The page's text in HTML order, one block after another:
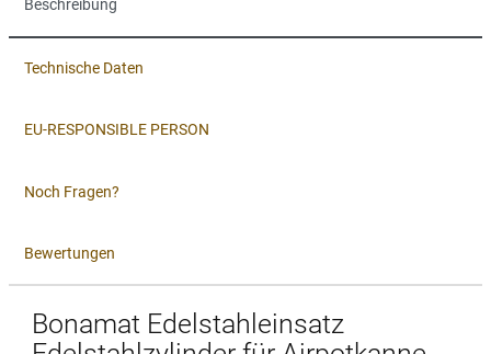
Beschreibung
Technische Daten
EU-RESPONSIBLE PERSON
Noch Fragen?
Bewertungen
Bonamat Edelstahleinsatz